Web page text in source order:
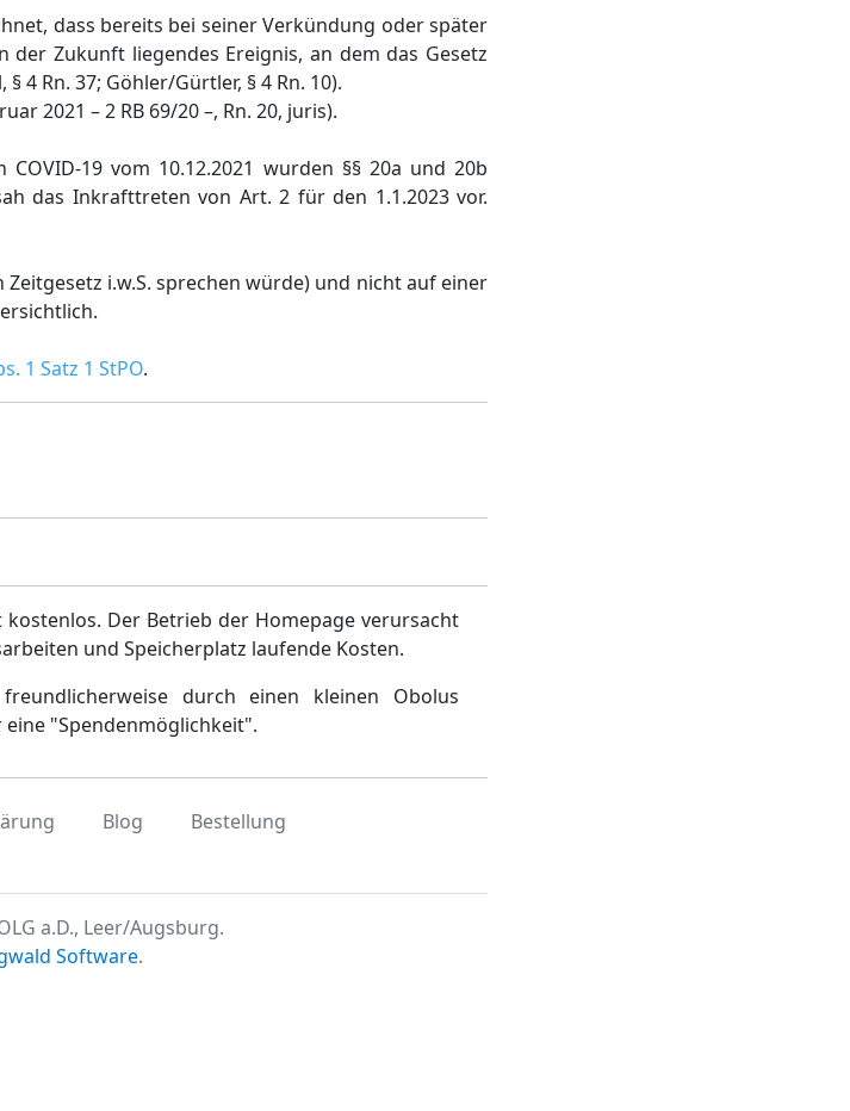
dass bereits bei seiner Verkündung oder später
Zukunft liegendes Ereignis, an dem das Gesetz
4 Rn. 37; Göhler/Gürtler, § 4 Rn. 10).
2021 – 2 RB 69/20 –, Rn. 20, juris).
19 vom 10.12.2021 wurden §§ 20a und 20b
das Inkrafttreten von Art. 2 für den 1.1.2023 vor.
i.w.S. sprechen würde) und nicht auf einer
1 Satz 1 StPO.
Der Betrieb der Homepage verursacht
und Speicherplatz laufende Kosten.
durch einen kleinen Obolus
"Spendenmöglichkeit".
Blog Bestellung
a.D., Leer/Augsburg.
Software.